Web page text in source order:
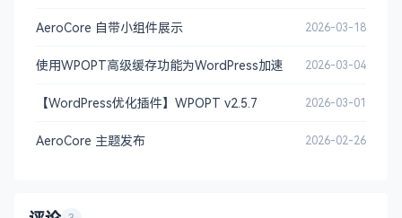
AeroCore 自带小组件展示 2026-03-18
使用WPOPT高级缓存功能为WordPress加速 2026-03-04
【WordPress优化插件】WPOPT v2.5.7 2026-03-01
AeroCore 主题发布 2026-02-26